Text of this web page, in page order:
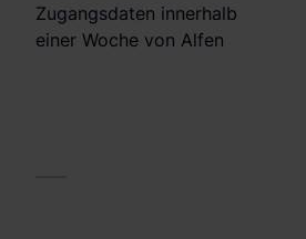
Zugangsdaten innerhalb
einer Woche von Alfen